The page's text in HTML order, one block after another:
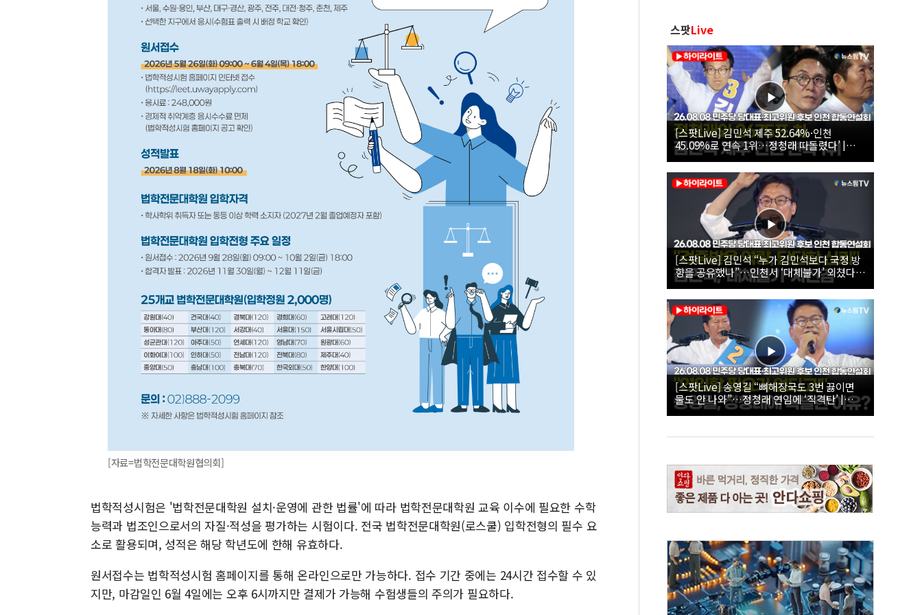
[자료=법학전문대학원협의회]
법학적성시험은 '법학전문대학원 설치·운영에 관한 법률'에 따라 법학전문대학원 교육 이수에 필요한 수학
능력과 법조인으로서의 자질·적성을 평가하는 시험이다. 전국 법학전문대학원(로스쿨) 입학전형의 필수 요
소로 활용되며, 성적은 해당 학년도에 한해 유효하다.
원서접수는 법학적성시험 홈페이지를 통해 온라인으로만 가능하다. 접수 기간 중에는 24시간 접수할 수 있
지만, 마감일인 6월 4일에는 오후 6시까지만 결제가 가능해 수험생들의 주의가 필요하다.
스팟Live
[스팟Live] 김민석 제주 52.64%·인천
45.09%로 연속 1위…정청래 따돌렸다’ |
26.08.08 더불어민주당 당대표·최고위원 후
보 인천 합동연설회
[스팟Live] 김민석 “누가 김민석보다 국정 방
향을 공유했나”…인천서 ‘대체불가’ 외쳤다 |
26.08.08 더불어민주당 당대표·최고위원 후
보 인천 합동연설회
[스팟Live] 송영길 “뼈해장국도 3번 끓이면
물도 안 나와”…정청래 연임에 ‘직격탄’ |
26.08.08 더불어민주당 당대표·최고위원 후